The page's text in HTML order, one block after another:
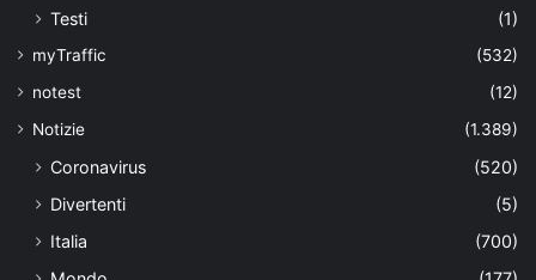
Testi
(1)
myTraffic
(532)
notest
(12)
Notizie
(1.389)
Coronavirus
(520)
Divertenti
(5)
Italia
(700)